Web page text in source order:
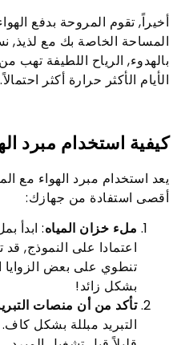
أخيراً, تقوم المروحة بدفع
المساحة الخاصة بك مع لذيذ,
بالهدوء, الرياح اللطيفة
الأيام الأكثر حرارة أكثر احتمالاً.
كيفية استخدام مبرد
يعد استخدام مبرد الهواء مع
أقصى استفادة من جهازك:
ملء خزان المياه: ابدأ
اعتمادا على النموذج,
تنطوي على بعض
بشكل زائد!
تأكد من أن منصات
التبريد مبللة بشكل